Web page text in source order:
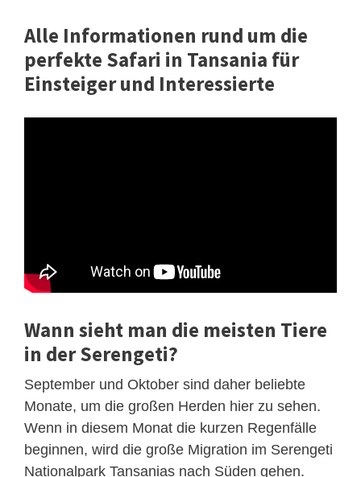
Alle Informationen rund um die
perfekte Safari in Tansania für
Einsteiger und Interessierte
Wann sieht man die meisten Tiere
in der Serengeti?
September und Oktober sind daher beliebte
Monate, um die großen Herden hier zu sehen.
Wenn in diesem Monat die kurzen Regenfälle
beginnen, wird die große Migration im Serengeti
Nationalpark Tansanias nach Süden gehen.